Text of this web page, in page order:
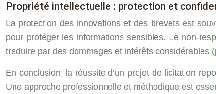
Propriété intellectuelle : protection et
La protection des innovations et des brevets est
pour protéger les informations sensibles. Le non-
traduire par des dommages et intérêts considérables
En conclusion, la réussite d’un projet de licitation
Une approche professionnelle et méthodique est